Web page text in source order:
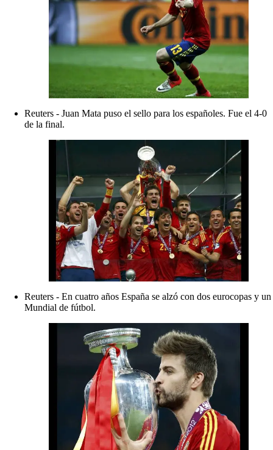
Reuters - Juan Mata puso el sello para los españoles. Fue el 4-0
de la final.
Reuters - En cuatro años España se alzó con dos eurocopas y un
Mundial de fútbol.